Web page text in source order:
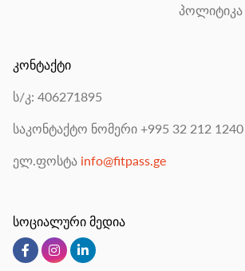
პოლიტიკა
კონტაქტი
ს/კ: 406271895
საკონტაქტო ნომერი +995 32 212 1240
ელ.ფოსტა info@fitpass.ge
სოციალური მედია